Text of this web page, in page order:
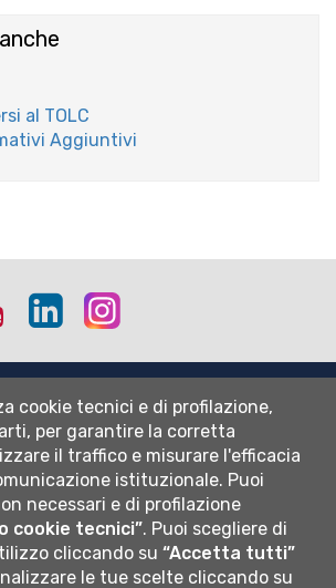
al TOLC
Aggiuntivi
Twitter Youtube Linkedin
cookie tecnici e di profilazione,
per garantire la corretta
il traffico e misurare l'efficacia
istituzionale. Puoi
necessari e di profilazione
cookie tecnici”. Puoi scegliere di
cliccando su“Accetta tutti”
le tue scelte cliccando su